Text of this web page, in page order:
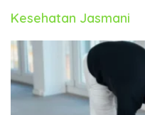
Kesehatan Jasmani